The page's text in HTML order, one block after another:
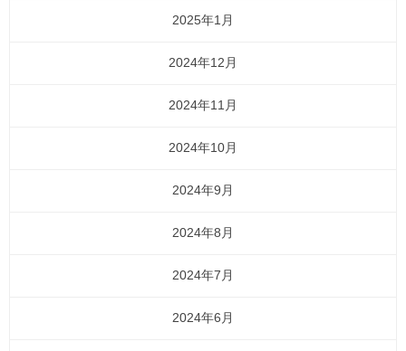
2025年1月
2024年12月
2024年11月
2024年10月
2024年9月
2024年8月
2024年7月
2024年6月